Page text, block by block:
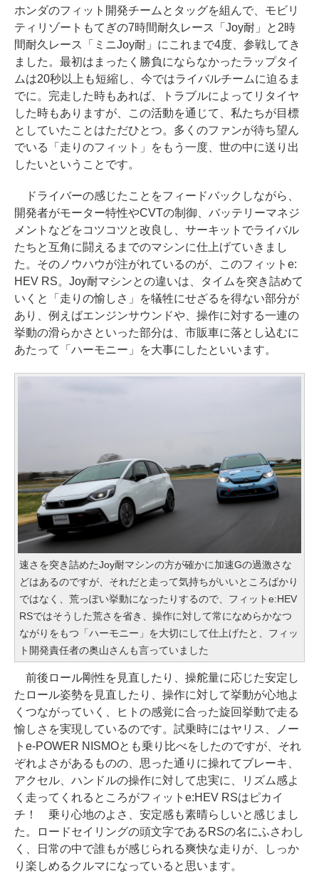
ホンダのフィット開発チームとタッグを組んで、モビリ
ティリゾートもてぎの7時間耐久レース「Joy耐」と2時
間耐久レース「ミニJoy耐」にこれまで4度、参戦してき
ました。最初はまったく勝負にならなかったラップタイ
ムは20秒以上も短縮し、今ではライバルチームに迫るま
でに。完走した時もあれば、トラブルによってリタイヤ
した時もありますが、この活動を通じて、私たちが目標
としていたことはただひとつ。多くのファンが待ち望ん
でいる「走りのフィット」をもう一度、世の中に送り出
したいということです。
ドライバーの感じたことをフィードバックしながら、
開発者がモーター特性やCVTの制御、バッテリーマネジ
メントなどをコツコツと改良し、サーキットでライバル
たちと互角に闘えるまでのマシンに仕上げていきまし
た。そのノウハウが注がれているのが、このフィットe:
HEV RS。Joy耐マシンとの違いは、タイムを突き詰めて
いくと「走りの愉しさ」を犠牲にせざるを得ない部分が
あり、例えばエンジンサウンドや、操作に対する一連の
挙動の滑らかさといった部分は、市販車に落とし込むに
あたって「ハーモニー」を大事にしたといいます。
速さを突き詰めたJoy耐マシンの方が確かに加速Gの過激さな
どはあるのですが、それだと走って気持ちがいいところばかり
ではなく、荒っぽい挙動になったりするので、フィットe:HEV
RSではそうした荒さを省き、操作に対して常になめらかなつ
ながりをもつ「ハーモニー」を大切にして仕上げたと、フィッ
ト開発責任者の奥山さんも言っていました
前後ロール剛性を見直したり、操舵量に応じた安定し
たロール姿勢を見直したり、操作に対して挙動が心地よ
くつながっていく、ヒトの感覚に合った旋回挙動で走る
愉しさを実現しているのです。試乗時にはヤリス、ノー
トe-POWER NISMOとも乗り比べをしたのですが、それ
ぞれよさがあるものの、思った通りに操れてブレーキ、
アクセル、ハンドルの操作に対して忠実に、リズム感よ
く走ってくれるところがフィットe:HEV RSはピカイ
チ！ 乗り心地のよさ、安定感も素晴らしいと感じまし
た。ロードセイリングの頭文字であるRSの名にふさわし
く、日常の中で誰もが感じられる爽快な走りが、しっか
り楽しめるクルマになっていると思います。